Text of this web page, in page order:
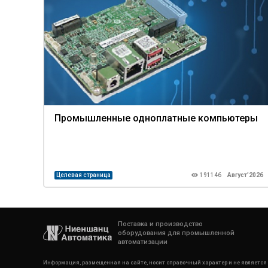
Промышленные одноплатные компьютеры
Целевая страница 191146 Август’2026
Поставка и производство
оборудования для промышленной
автоматизации
Информация, размещенная на сайте, носит справочный характер и не является